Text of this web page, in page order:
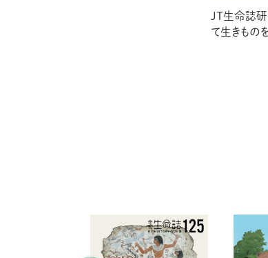
JT生命誌
て生きもの